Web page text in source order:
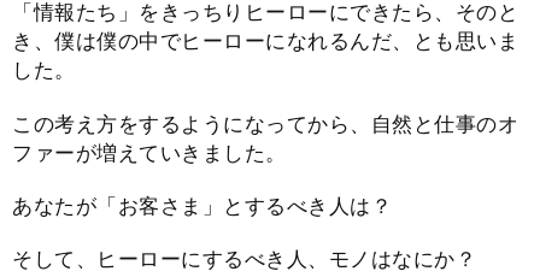
「情報たち」をきっちりヒーローにできたら、そのと
き、僕は僕の中でヒーローになれるんだ、とも思いま
した。
この考え方をするようになってから、自然と仕事のオ
ファーが増えていきました。
あなたが「お客さま」とするべき人は？
そして、ヒーローにするべき人、モノはなにか？